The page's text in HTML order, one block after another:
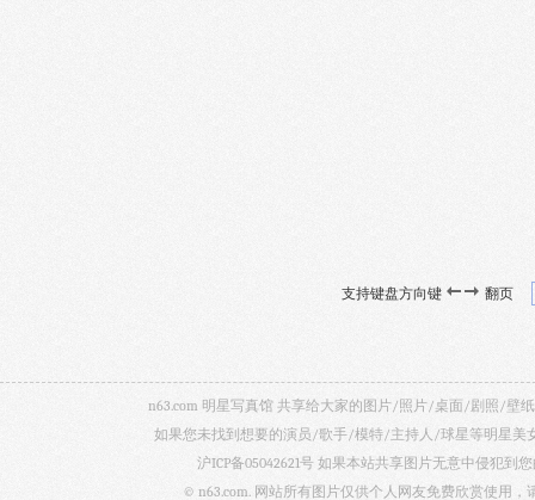
支持键盘方向键 翻页
n63.com 明星写真馆 共享给大家的图片/照片/桌面/剧照/壁
如果您未找到想要的演员/歌手/模特/主持人/球星等明星美
沪ICP备05042621号 如果本站共享图片无意中侵犯到
© n63.com. 网站所有图片仅供个人网友免费欣赏使用